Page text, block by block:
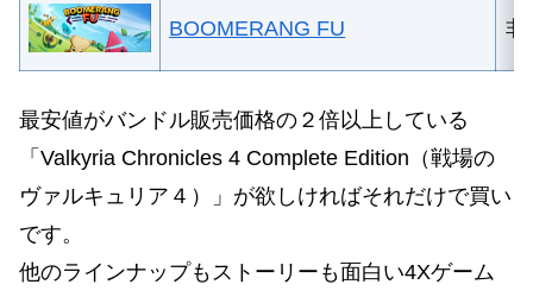
BOOMERANG FU 非
最安値がバンドル販売価格の２倍以上している
「Valkyria Chronicles 4 Complete Edition（戦場の
ヴァルキュリア４）」が欲しければそれだけで買い
です。
他のラインナップもストーリーも面白い4Xゲーム